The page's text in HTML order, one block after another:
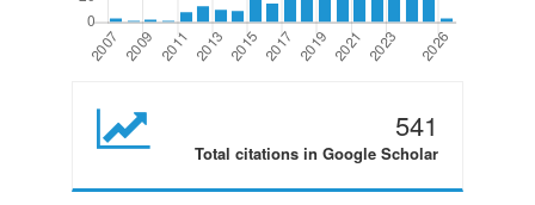
541
Total citations in Google Scholar